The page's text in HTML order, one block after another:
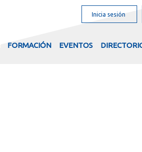
Inicia sesión
FORMACIÓN EVENTOS